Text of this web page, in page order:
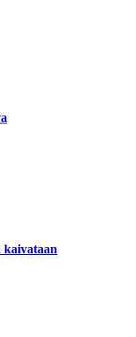
kaivataan